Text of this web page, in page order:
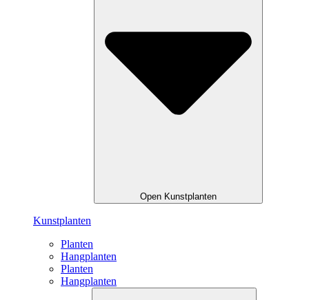
Open Kunstplanten
Kunstplanten
Planten
Hangplanten
Planten
Hangplanten